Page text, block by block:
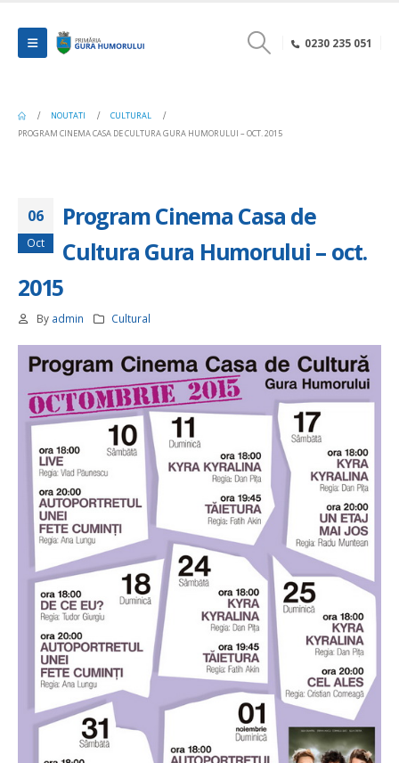
0230 235 051
NOUTATI
CULTURAL
PROGRAM CINEMA CASA DE CULTURA GURA HUMORULUI – OCT. 2015
06
Oct
Program Cinema Casa de
Cultura Gura Humorului – oct.
2015
By admin Cultural